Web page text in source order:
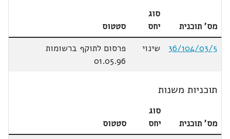
מס' תוכנית
סוג
יחס
סטטוס
36/104/03/5
שינוי
פרסום לתוקף ברשומות
01.05.96
תוכניות משנות
מס' תוכנית
סוג
יחס
סטטוס